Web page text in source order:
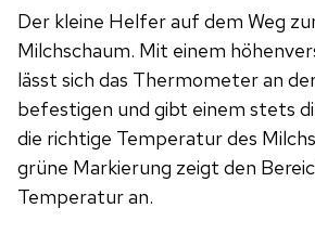
Der kleine Helfer auf dem Weg
Milchschaum. Mit einem
lässt sich das Thermometer an
befestigen und gibt einem stets
die richtige Temperatur des
grüne Markierung zeigt den
Temperatur an.